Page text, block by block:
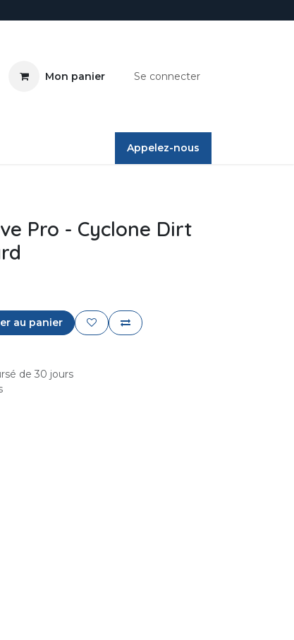
Mon panier Se connecter
Appelez-nous
Pro - Cyclone Dirt
au panier
de 30 jours